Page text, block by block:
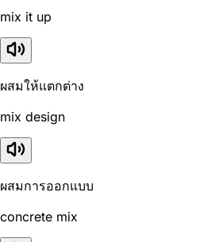
mix it up
ผสมให้แตกต่าง
mix design
ผสมการออกแบบ
concrete mix